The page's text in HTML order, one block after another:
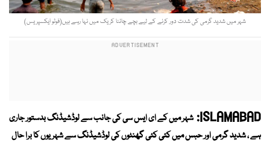
شہر میں شدید گرمی کی شدت دور کرنے کے لیے بچے چائنا کریک میں نہا رہے ہیں(فوٹو ایکسپریس)
ISLAMABAD: شہر میں کے ای ایس سی کی جانب سے لوڈشیڈنگ بدستور جاری
ہے ، شدید گرمی اور حبس میں کئی کئی گھنٹوں کی لوڈشیڈنگ سے شہریوں کا برا حال